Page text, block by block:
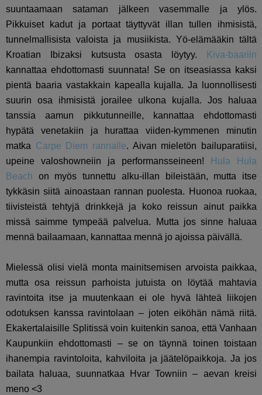
suuntaamaan sataman jälkeen vasemmalle ja ylös.
Pikkuiset kadut ja portaat täyttyvät illan tullen ihmisistä,
tunnelmallisista valoista ja musiikista. Yö-elämääkin tältä
Kroatian Ibizaksi kutsusta osasta löytyy.
Kiva-baariin
kannattaa ehdottomasti suunnata! Se on itseasiassa kaksi
pientä baaria vastakkain kapealla kujalla. Ja luonnollisesti
suurin osa ihmisistä jorailee ulkona kujalla. Jos haluaa
tanssia aamun pikkutunneille, kannattaa ehdottomasti
hypätä venetakiin ja hurattaa viiden-kymmenen minutin
matka Carpe Diem rannalle. Aivan mieletön bailuparatiisi,
upeine valoshowneiin ja performansseineen!
Hula Hula
Beach on myös tunnettu alku-illan bileistään, mutta itse
tykkäsin siitä ainoastaan rannan puolesta. Huonoa ruokaa,
tiivisteistä tehtyjä drinkkejä ja koko reissun ainut paikka
missä saimme tympeää palvelua. Mutta jos sinne haluaa
mennä bailaamaan, kannattaa mennä jo ajoissa päivällä.
Mielessä olisi vielä monta mainitsemisen arvoista paikkaa,
mutta osa reissun parhoista jutuista on löytää mahtavia
ravintoita itse ja muutenkaan ei ole hyvä lähteä liikojen
odotuksen kanssa ravintolaan – joten eiköhän nämä riitä.
Ekakertalaisille Splitissä voin kuitenkin sanoa, että Vanhaan
Kaupunkiin ehdottomasti – se on täynnä toinen toistaan
ihanempia ravintoloita, kahviloita ja jäätelöpaikkoja. Ja jos
bailata haluaa, suunnatkaa Hvar Towniin – aevan kreisi
meno <3